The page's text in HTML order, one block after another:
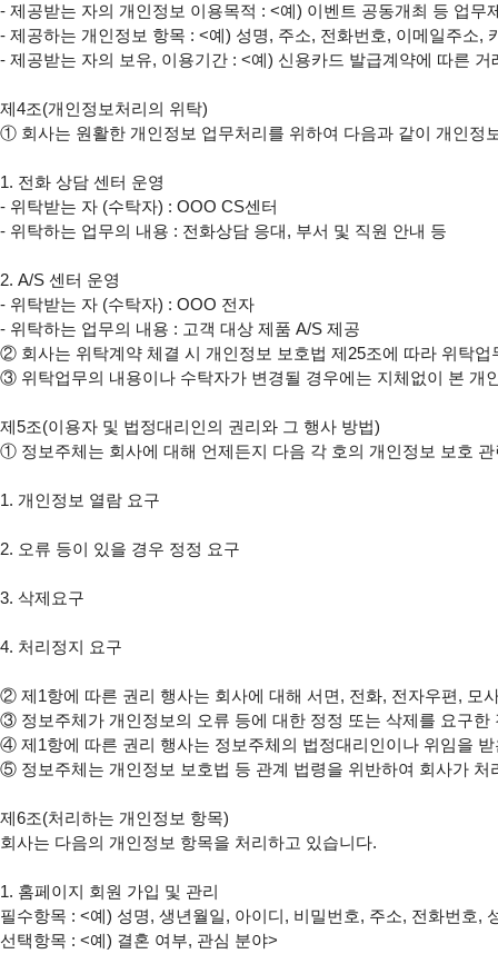
- 제공받는 자의 개인정보 이용목적 : <예) 이벤트 공동개최 등 업무
- 제공하는 개인정보 항목 : <예) 성명, 주소, 전화번호, 이메일주소,
- 제공받는 자의 보유, 이용기간 : <예) 신용카드 발급계약에 따른 거
제4조(개인정보처리의 위탁)
① 회사는 원활한 개인정보 업무처리를 위하여 다음과 같이 개인정
1. 전화 상담 센터 운영
- 위탁받는 자 (수탁자) : OOO CS센터
- 위탁하는 업무의 내용 : 전화상담 응대, 부서 및 직원 안내 등
2. A/S 센터 운영
- 위탁받는 자 (수탁자) : OOO 전자
- 위탁하는 업무의 내용 : 고객 대상 제품 A/S 제공
② 회사는 위탁계약 체결 시 개인정보 보호법 제25조에 따라 위탁
③ 위탁업무의 내용이나 수탁자가 변경될 경우에는 지체없이 본 개
제5조(이용자 및 법정대리인의 권리와 그 행사 방법)
① 정보주체는 회사에 대해 언제든지 다음 각 호의 개인정보 보호
1. 개인정보 열람 요구
2. 오류 등이 있을 경우 정정 요구
3. 삭제요구
4. 처리정지 요구
② 제1항에 따른 권리 행사는 회사에 대해 서면, 전화, 전자우편, 모
③ 정보주체가 개인정보의 오류 등에 대한 정정 또는 삭제를 요구
④ 제1항에 따른 권리 행사는 정보주체의 법정대리인이나 위임을
⑤ 정보주체는 개인정보 보호법 등 관계 법령을 위반하여 회사가
제6조(처리하는 개인정보 항목)
회사는 다음의 개인정보 항목을 처리하고 있습니다.
1. 홈페이지 회원 가입 및 관리
필수항목 : <예) 성명, 생년월일, 아이디, 비밀번호, 주소, 전화번호,
선택항목 : <예) 결혼 여부, 관심 분야>